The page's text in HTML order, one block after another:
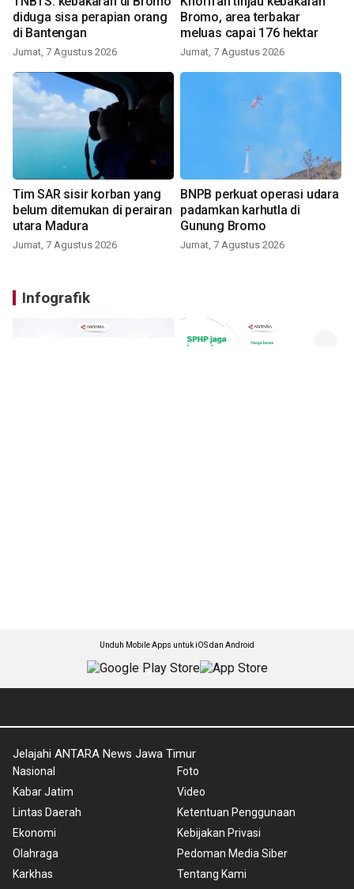
diduga sisa perapian orang
di Bantengan
Jumat, 7 Agustus 2026
Bromo, area terbakar
meluas capai 176 hektar
Jumat, 7 Agustus 2026
Tim SAR sisir korban yang
belum ditemukan di perairan
utara Madura
Jumat, 7 Agustus 2026
BNPB perkuat operasi udara
padamkan karhutla di
Gunung Bromo
Jumat, 7 Agustus 2026
Infografik
Unduh Mobile Apps untuk iOS dan Android
Jelajahi ANTARA News Jawa Timur
Nasional
Kabar Jatim
Lintas Daerah
Ekonomi
Olahraga
Karkhas
Foto
Video
Ketentuan Penggunaan
Kebijakan Privasi
Pedoman Media Siber
Tentang Kami